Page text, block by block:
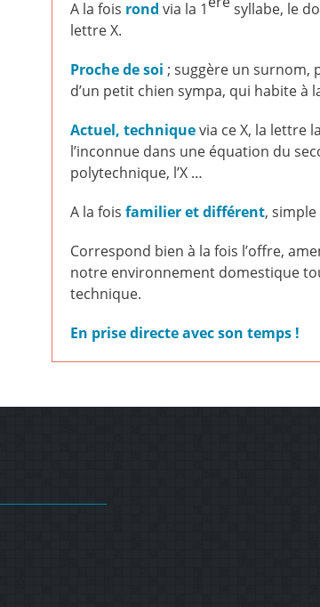
A la fois rond via la 1 syllabe, le
lettre X.
Proche de soi ; suggère un surnom,
d’un petit chien sympa, qui habite à
Actuel, techniquevia ce X, la lettre
l’inconnue dans une équation du
polytechnique, l’X …
A la foisfamilier et différent,
Correspond bien à la fois l’offre,
notre environnement domestique
technique.
En prise directe avec son temps !